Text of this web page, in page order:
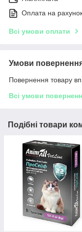
Оплата на
Всі умови оплати
Умови
Повернення товару
Всі умови
Подібні товари